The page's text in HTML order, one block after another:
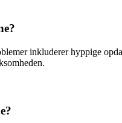
inkluderer hyppige